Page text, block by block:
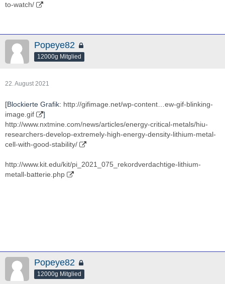
to-watch/
Popeye82
12000g Mitglied
22. August 2021
[Blockierte Grafik: http://gifimage.net/wp-content…ew-gif-blinking-
image.gif
]
http://www.nxtmine.com/news/articles/energy-critical-metals/hiu-
researchers-develop-extremely-high-energy-density-lithium-metal-
cell-with-good-stability/
http://www.kit.edu/kit/pi_2021_075_rekordverdachtige-lithium-
metall-batterie.php
Popeye82
12000g Mitglied